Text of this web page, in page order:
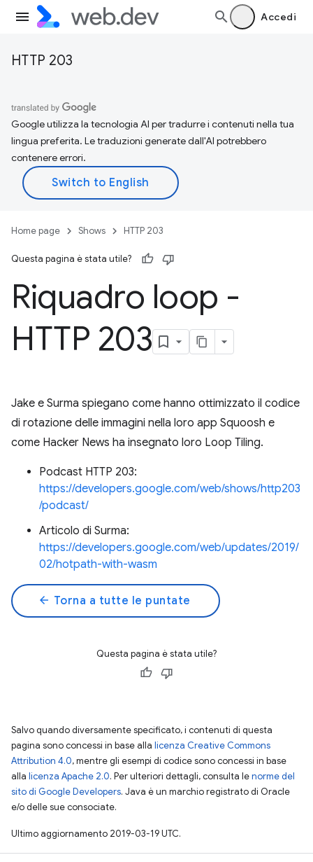
Accedi
HTTP 203
Google utilizza la tecnologia AI per tradurre i contenuti nella tua
lingua preferita. Le traduzioni generate dall'AI potrebbero
contenere errori.
Home page Shows HTTP 203
Questa pagina è stata utile?
Riquadro loop -
HTTP 203
Jake e Surma spiegano come hanno ottimizzato il codice
di rotazione delle immagini nella loro app Squoosh e
come Hacker News ha insegnato loro Loop Tiling.
Podcast HTTP 203:
https://developers.google.com/web/shows/http203
/podcast/
Articolo di Surma:
https://developers.google.com/web/updates/2019/
02/hotpath-with-wasm
arrow_back Torna a tutte le puntate
Questa pagina è stata utile?
Salvo quando diversamente specificato, i contenuti di questa
pagina sono concessi in base alla licenza Creative Commons
Attribution 4.0, mentre gli esempi di codice sono concessi in base
alla licenza Apache 2.0. Per ulteriori dettagli, consulta lenorme del
sito di Google Developers. Java è un marchio registrato di Oracle
e/o delle sue consociate.
Ultimo aggiornamento 2019-03-19 UTC.